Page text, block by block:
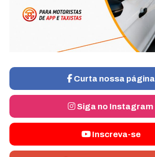
Curta nossa página
Siga no Instagram
Inscreva-se